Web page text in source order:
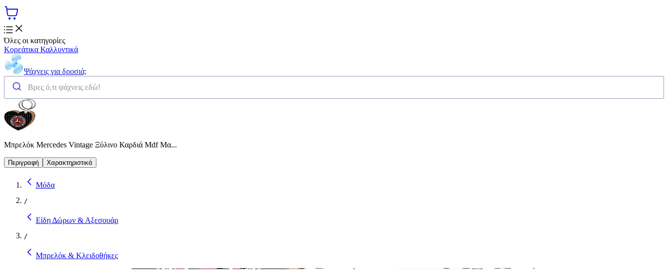
Όλες οι κατηγορίες
Κορεάτικα Καλλυντικά
Ψάχνεις για δροσιά;
Μπρελόκ Mercedes Vintage Ξύλινο Καρδιά Mdf Μα...
Περιγραφή Χαρακτηριστικά
Μόδα
/
Είδη Δώρων & Αξεσουάρ
/
Μπρελόκ & Κλειδοθήκες